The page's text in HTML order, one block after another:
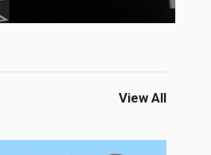
View All